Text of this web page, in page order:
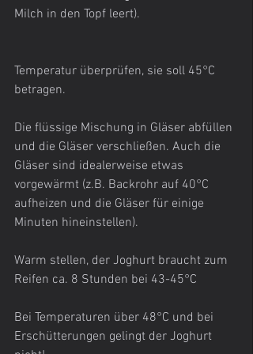
Milch in den Topf leert).
Temperatur überprüfen, sie soll 45°C
betragen.
Die flüssige Mischung in Gläser abfüllen
und die Gläser verschließen. Auch die
Gläser sind idealerweise etwas
vorgewärmt (z.B. Backrohr auf 40°C
aufheizen und die Gläser für einige
Minuten hineinstellen).
Warm stellen, der Joghurt braucht zum
Reifen ca. 8 Stunden bei 43-45°C
Bei Temperaturen über 48°C und bei
Erschütterungen gelingt der Joghurt